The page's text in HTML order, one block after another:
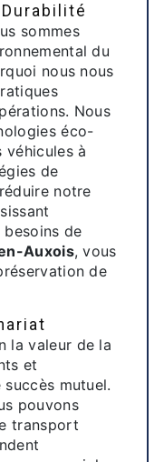
sommes
du
nous nous
Nous
éco-
véhicules à
de
notre
de
Auxois, vous
de
la valeur de la
et
mutuel.
pouvons
transport